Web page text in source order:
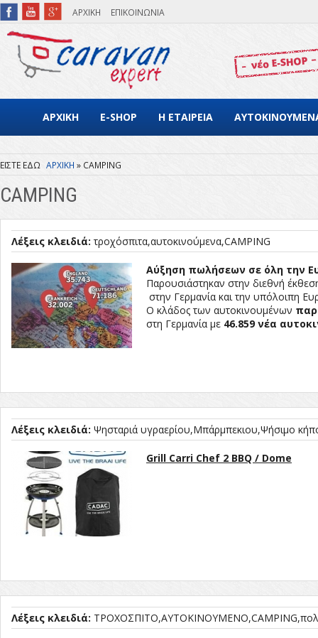
Παράκαμψη προς το κυρίως περιεχόμενο
ΑΡΧΙΚΗ ΕΠΙΚΟΙΝΩΝΙΑ
ΑΡΧΙΚΗ E-SHOP Η ΕΤΑΙΡΕΙΑ
Είστε εδώ
ΑΡΧΙΚΗ CAMPING
CAMPING
Λέξεις κλειδιά:τροχόσπιτα αυτοκινούμενα CAMPING
Αύξηση πωλήσεων σε όλη την
Παρουσιάστηκαν στην διεθνή
στην Γερμανία και την υπόλοιπη
Ο κλάδος των αυτοκινουμένων
στη Γερμανία με 46.859 νέα
Λέξεις κλειδιά: Ψησταριά υγραερίου Μπάρμπεκιου Ψήσιμο
Grill Carri Chef 2 BBQ / Dome
Λέξεις κλειδιά: ΤΡΟΧΟΣΠΙΤΟ ΑΥΤΟΚΙΝΟΥΜΕΝΟ CAMPING